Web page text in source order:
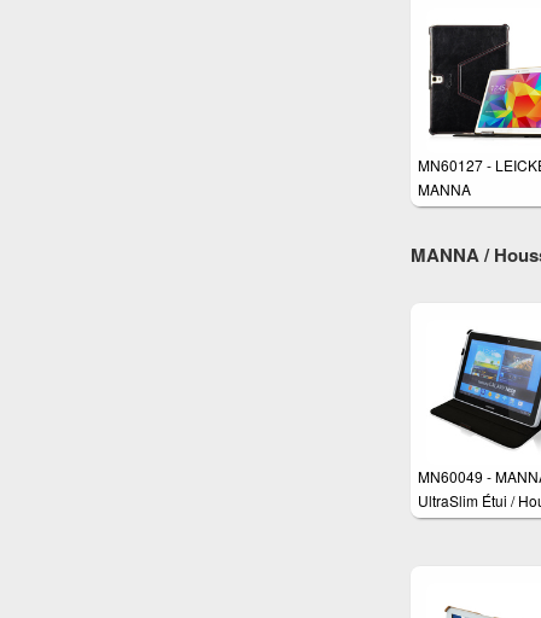
MN60127 -
MANNA
MANNA /
MN60049 -
UltraSlim Étui /
de protection luxe